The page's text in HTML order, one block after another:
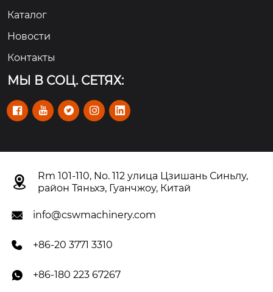
Каталог
Новости
Контакты
МЫ В СОЦ. СЕТЯХ:
    

Rm 101-110, No. 112 улица Цзишань Синьлу,
район Тяньхэ, Гуанчжоу, Китай
 info@cswmachinery.com
 +86-20 3771 3310
 +86-180 223 67267